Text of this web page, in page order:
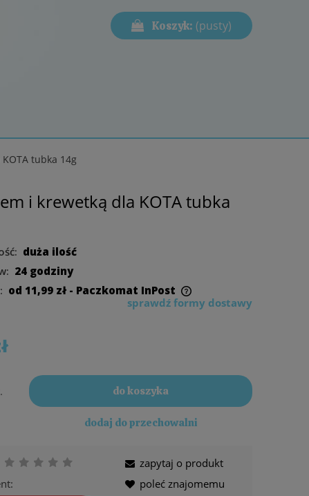
Koszyk: (pusty)
tubka 14g
i krewetką dla KOTA tubka
duża ilość
24 godziny
od 11,99 zł - Paczkomat InPost
sprawdź formy dostawy
do koszyka
dodaj do przechowalni
zapytaj o produkt
poleć znajomemu